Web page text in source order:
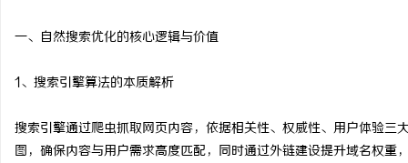
一、自然搜索优化的核心逻辑与价值
1、搜索引擎算法的本质解析
搜索引擎通过爬虫抓取网页内容，依据相关性、权威性、用户体验
图，确保内容与用户需求高度匹配，同时通过外链建设提升域名权